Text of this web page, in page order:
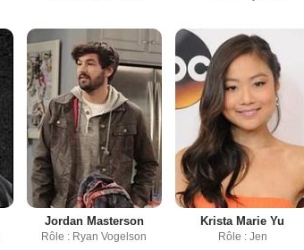
Jordan Masterson
Rôle : Ryan Vogelson
Krista Marie Yu
Rôle : Jen